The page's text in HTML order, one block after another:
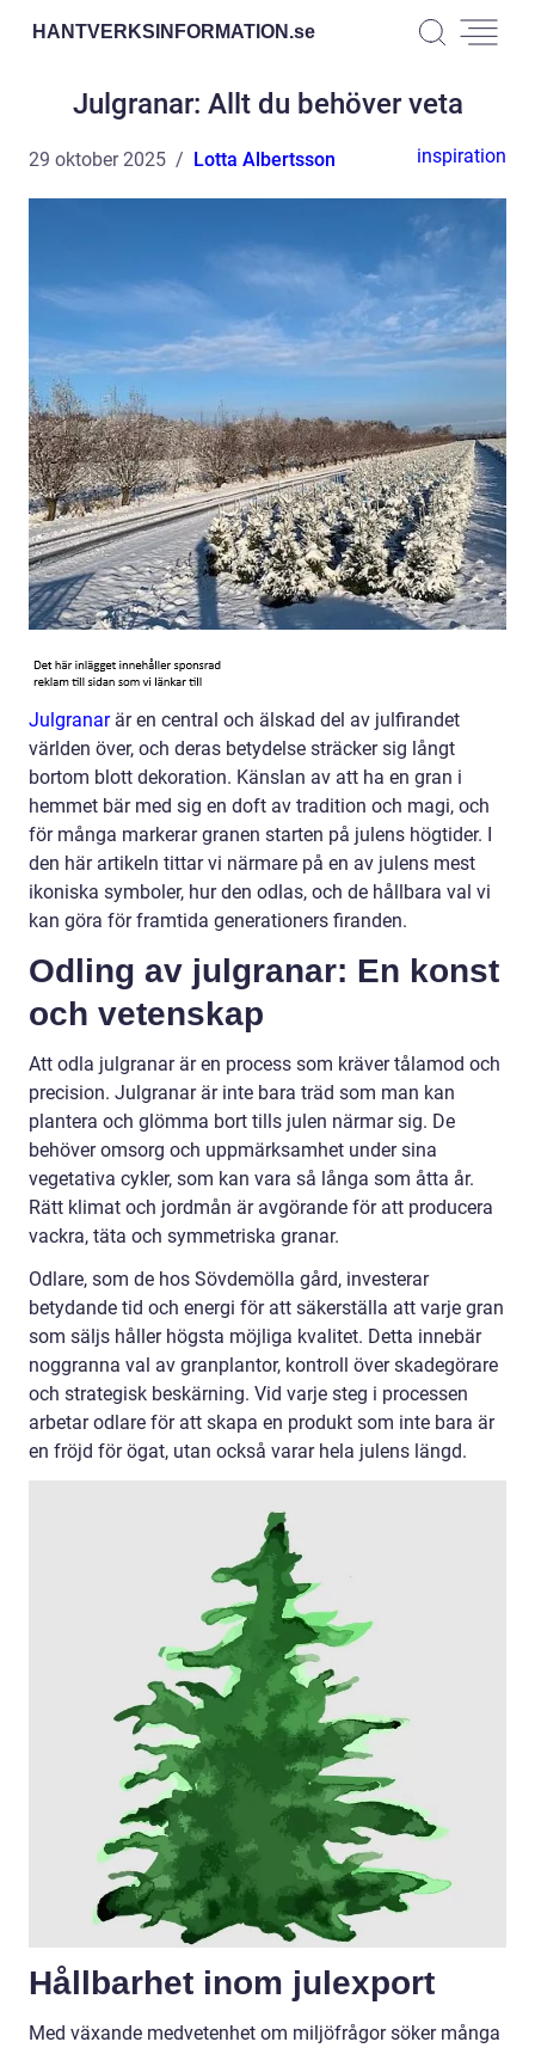
HANTVERKSINFORMATION.se
Julgranar: Allt du behöver veta
29 oktober 2025 Lotta Albertsson inspiration
Julgranarär en central och älskad del av julfirandet
världen över, och deras betydelse sträcker sig långt
bortom blott dekoration. Känslan av att ha en gran i
hemmet bär med sig en doft av tradition och magi, och
för många markerar granen starten på julens högtider. I
den här artikeln tittar vi närmare på en av julens mest
ikoniska symboler, hur den odlas, och de hållbara val vi
kan göra för framtida generationers firanden.
Odling av julgranar: En konst
och vetenskap
Att odla julgranar är en process som kräver tålamod och
precision. Julgranar är inte bara träd som man kan
plantera och glömma bort tills julen närmar sig. De
behöver omsorg och uppmärksamhet under sina
vegetativa cykler, som kan vara så långa som åtta år.
Rätt klimat och jordmån är avgörande för att producera
vackra, täta och symmetriska granar.
Odlare, som de hos Sövdemölla gård, investerar
betydande tid och energi för att säkerställa att varje gran
som säljs håller högsta möjliga kvalitet. Detta innebär
noggranna val av granplantor, kontroll över skadegörare
och strategisk beskärning. Vid varje steg i processen
arbetar odlare för att skapa en produkt som inte bara är
en fröjd för ögat, utan också varar hela julens längd.
Hållbarhet inom julexport
Med växande medvetenhet om miljöfrågor söker många